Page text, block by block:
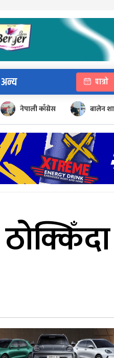
अन्य पात्रो
नेपाली काँग्रेस बालेन